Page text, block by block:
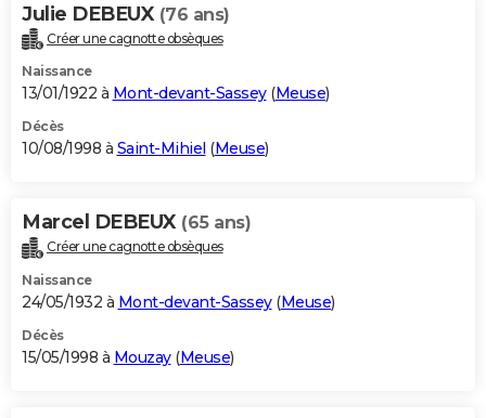
Julie DEBEUX (76 ans)
Créer une cagnotte obsèques
Naissance
13/01/1922 à Mont-devant-Sassey(Meuse)
Décès
10/08/1998 à Saint-Mihiel (Meuse)
Marcel DEBEUX (65 ans)
Créer une cagnotte obsèques
Naissance
24/05/1932 à Mont-devant-Sassey(Meuse)
Décès
15/05/1998 à Mouzay(Meuse)